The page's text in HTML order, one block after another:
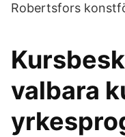
Robertsfors
valbara